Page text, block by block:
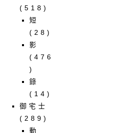
(518)
短
(28)
影
(476
)
錄
(14)
御宅士
(289)
動